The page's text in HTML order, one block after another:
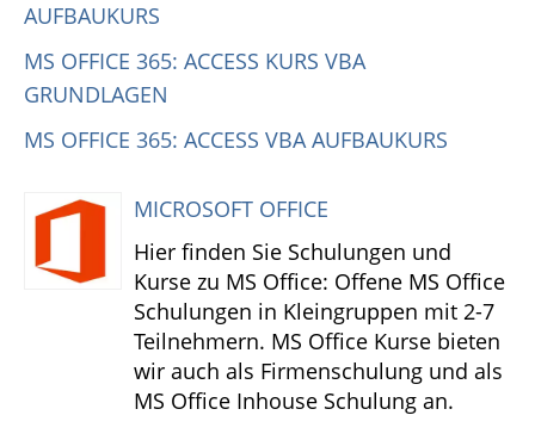
AUFBAUKURS
MS OFFICE 365: ACCESS KURS VBA
GRUNDLAGEN
MS OFFICE 365: ACCESS VBA AUFBAUKURS
MICROSOFT OFFICE
Hier finden Sie Schulungen und
Kurse zu MS Office: Offene MS Office
Schulungen in Kleingruppen mit 2-7
Teilnehmern. MS Office Kurse bieten
wir auch als Firmenschulung und als
MS Office Inhouse Schulung an.